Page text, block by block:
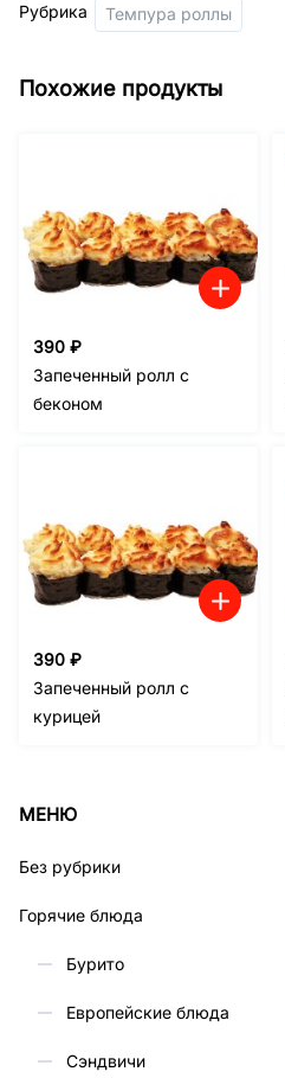
Рубрика Темпура роллы
Похожие продукты
390 ₽
Запеченный ролл с
беконом
390 ₽
Запеченный ролл с
курицей
МЕНЮ
Без рубрики
Горячие блюда
Бурито
Европейские блюда
Сэндвичи